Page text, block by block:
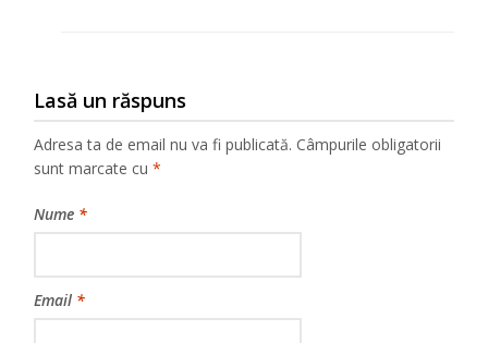
Lasă un răspuns
Adresa ta de email nu va fi publicată. Câmpurile obligatorii
sunt marcate cu*
Nume *
Email *